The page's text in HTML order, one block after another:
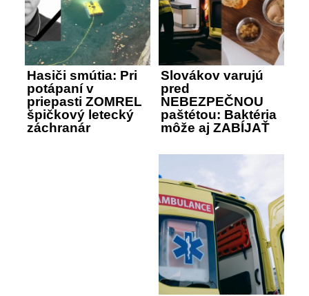
Hasiči smútia: Pri
potápaní v
priepasti ZOMREL
špičkový letecký
záchranár
Slovákov varujú
pred
NEBEZPEČNOU
paštétou: Baktéria
môže aj ZABÍJAŤ